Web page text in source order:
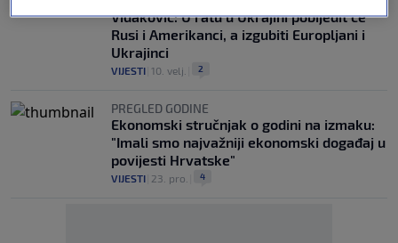
Vidaković: U ratu u Ukrajini pobijedit će
Rusi i Amerikanci, a izgubiti Europljani i
Ukrajinci
VIJESTI 10. velj. 2
PREGLED GODINE
Ekonomski stručnjak o godini na izmaku:
"Imali smo najvažniji ekonomski događaj u
povijesti Hrvatske"
VIJESTI 23. pro. 4